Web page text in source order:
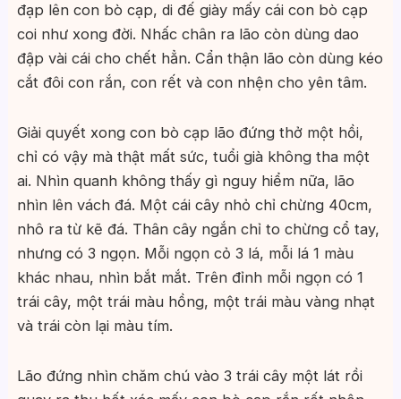
đạp lên con bò cạp, di đế giày mấy cái con bò cạp
coi như xong đời. Nhấc chân ra lão còn dùng dao
đập vài cái cho chết hẳn. Cẩn thận lão còn dùng kéo
cắt đôi con rắn, con rết và con nhện cho yên tâm.
Giải quyết xong con bò cạp lão đứng thở một hồi,
chỉ có vậy mà thật mất sức, tuổi già không tha một
ai. Nhìn quanh không thấy gì nguy hiểm nữa, lão
nhìn lên vách đá. Một cái cây nhỏ chỉ chừng 40cm,
nhô ra từ kẽ đá. Thân cây ngắn chỉ to chừng cổ tay,
nhưng có 3 ngọn. Mỗi ngọn cỏ 3 lá, mỗi lá 1 màu
khác nhau, nhìn bắt mắt. Trên đỉnh mỗi ngọn có 1
trái cây, một trái màu hồng, một trái màu vàng nhạt
và trái còn lại màu tím.
Lão đứng nhìn chăm chú vào 3 trái cây một lát rồi